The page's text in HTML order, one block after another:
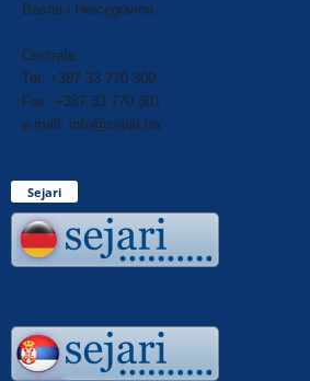
Bosna i Hercegovina
Centrala:
Tel: +387 33 770 300
Fax: +387 33 770 301
e-mail: info@sejari.ba
Sejari